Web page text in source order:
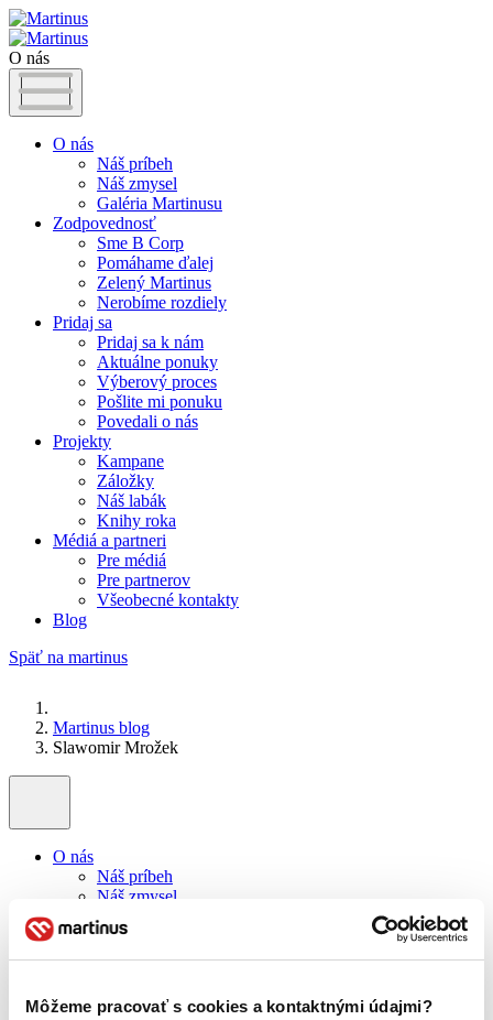
Môžeme pracovať s cookies a kontaktnými údajmi?
O nás
O nás
Náš príbeh
Náš zmysel
Galéria Martinusu
Zodpovednosť
Sme B Corp
Pomáhame ďalej
Zelený Martinus
Nerobíme rozdiely
Pridaj sa
Pridaj sa k nám
Aktuálne ponuky
Výberový proces
Pošlite mi ponuku
Povedali o nás
Projekty
Kampane
Záložky
Náš labák
Knihy roka
Médiá a partneri
Pre médiá
Pre partnerov
Všeobecné kontakty
Blog
Späť na martinus
Martinus blog
Slawomir Mrožek
O nás
Náš príbeh
Náš zmysel
Galéria Martinusu
Zodpovednosť
Sme B Corp
Zelený Martinus
Nerobíme rozdiely